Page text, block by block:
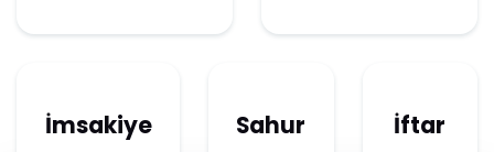
İmsakiye Sahur İftar